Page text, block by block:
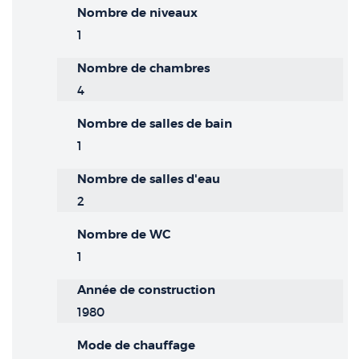
Nombre de niveaux
1
Nombre de chambres
4
Nombre de salles de bain
1
Nombre de salles d'eau
2
Nombre de WC
1
Année de construction
1980
Mode de chauffage